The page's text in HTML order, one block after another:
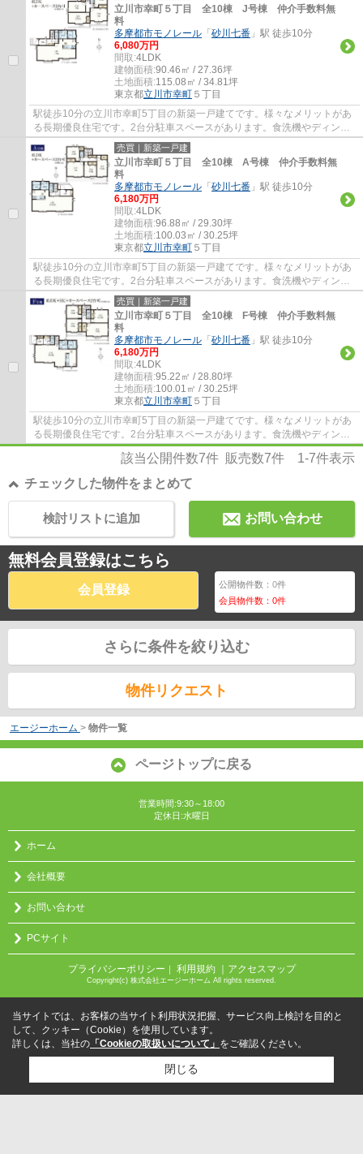
立川市幸町５丁目 全10棟 J号棟 仲介手数料無
料
多摩都市モノレール 「 砂川七番 」駅 徒歩10分
6,080万円
間取:4LDK
建物面積:90.46㎡ / 27.36坪
土地面積:115.08㎡ / 34.81坪
東京都立川市幸町 ５丁目
駅徒歩10分の立川市幸町5丁目の新築一戸建てです。様々なメリットがあ
る長期優良住宅です。2台分駐車スペースがあります。食洗機やディンプ
ルキー等、設備も充実しています。立川市で...
売買｜新築一戸建
立川市幸町５丁目 全10棟 A号棟 仲介手数料無
料
多摩都市モノレール 「 砂川七番 」駅 徒歩10分
6,180万円
間取:4LDK
建物面積:96.88㎡ / 29.30坪
土地面積:100.03㎡ / 30.25坪
東京都立川市幸町 ５丁目
駅徒歩10分の立川市幸町5丁目の新築一戸建てです。様々なメリットがあ
る長期優良住宅です。2台分駐車スペースがあります。食洗機やディンプ
ルキー等、設備も充実しています。立川市で...
売買｜新築一戸建
立川市幸町５丁目 全10棟 F号棟 仲介手数料無
料
多摩都市モノレール 「 砂川七番 」駅 徒歩10分
6,180万円
間取:4LDK
建物面積:95.22㎡ / 28.80坪
土地面積:100.01㎡ / 30.25坪
東京都立川市幸町 ５丁目
駅徒歩10分の立川市幸町5丁目の新築一戸建てです。様々なメリットがあ
る長期優良住宅です。2台分駐車スペースがあります。食洗機やディンプ
ルキー等、設備も充実しています。立川市で...
該当公開件数7件 販売数7件 1-7件表示
チェックした物件をまとめて
お問い合わせ
検討リストに追加
無料会員登録はこちら
会員登録 公開物件数：0件
会員物件数：0件
さらに条件を絞り込む
物件リクエスト
エージーホーム > 物件一覧
ページトップに戻る
営業時間:9:30～18:00
定休日:水曜日
ホーム
会社概要
お問い合わせ
PCサイト
プライバシーポリシー ｜ 利用規約 ｜アクセスマップ
Copyright(c) 株式会社エージーホーム All rights reserved.
当サイトでは、お客様の当サイト利用状況把握、サービス向上検討を目的と
して、クッキー（Cookie）を使用しています。
詳しくは、当社の 「Cookieの取扱いについて」 をご確認ください。
閉じる